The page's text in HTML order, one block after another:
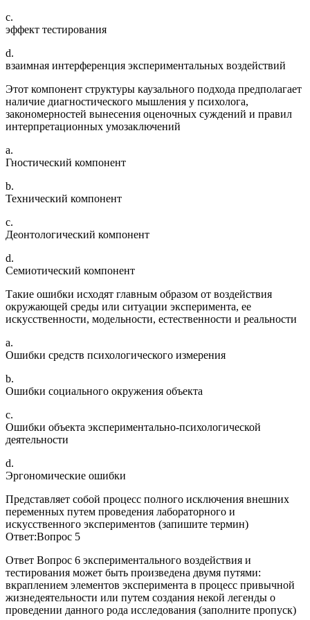
c.
эффект тестирования
d.
взаимная интерференция экспериментальных воздействий
Этот компонент структуры каузального подхода предполагает
наличие диагностического мышления у психолога,
закономерностей вынесения оценочных суждений и правил
интерпретационных умозаключений
a.
Гностический компонент
b.
Технический компонент
c.
Деонтологический компонент
d.
Семиотический компонент
Такие ошибки исходят главным образом от воздействия
окружающей среды или ситуации эксперимента, ее
искусственности, модельности, естественности и реальности
a.
Ошибки средств психологического измерения
b.
Ошибки социального окружения объекта
c.
Ошибки объекта экспериментально-психологической
деятельности
d.
Эргономические ошибки
Представляет собой процесс полного исключения внешних
переменных путем проведения лабораторного и
искусственного экспериментов (запишите термин)
Ответ:Вопрос 5
Ответ Вопрос 6 экспериментального воздействия и
тестирования может быть произведена двумя путями:
вкраплением элементов эксперимента в процесс привычной
жизнедеятельности или путем создания некой легенды о
проведении данного рода исследования (заполните пропуск)